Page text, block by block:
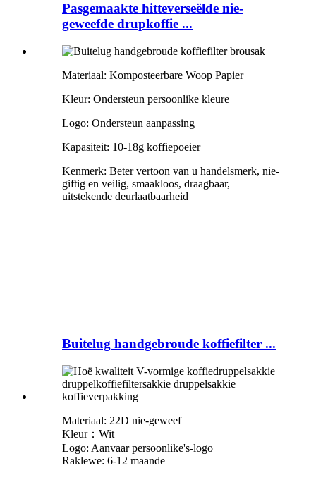
Pasgemaakte hitteverseëlde nie-
geweefde drupkoffie ...
Materiaal: Komposteerbare Woop Papier
Kleur: Ondersteun persoonlike kleure
Logo: Ondersteun aanpassing
Kapasiteit: 10-18g koffiepoeier
Kenmerk: Beter vertoon van u handelsmerk, nie-
giftig en veilig, smaakloos, draagbaar,
uitstekende deurlaatbaarheid
Buitelug handgebroude koffiefilter ...
Materiaal: 22D nie-geweef
Kleur：Wit
Logo: Aanvaar persoonlike's-logo
Raklewe: 6-12 maande